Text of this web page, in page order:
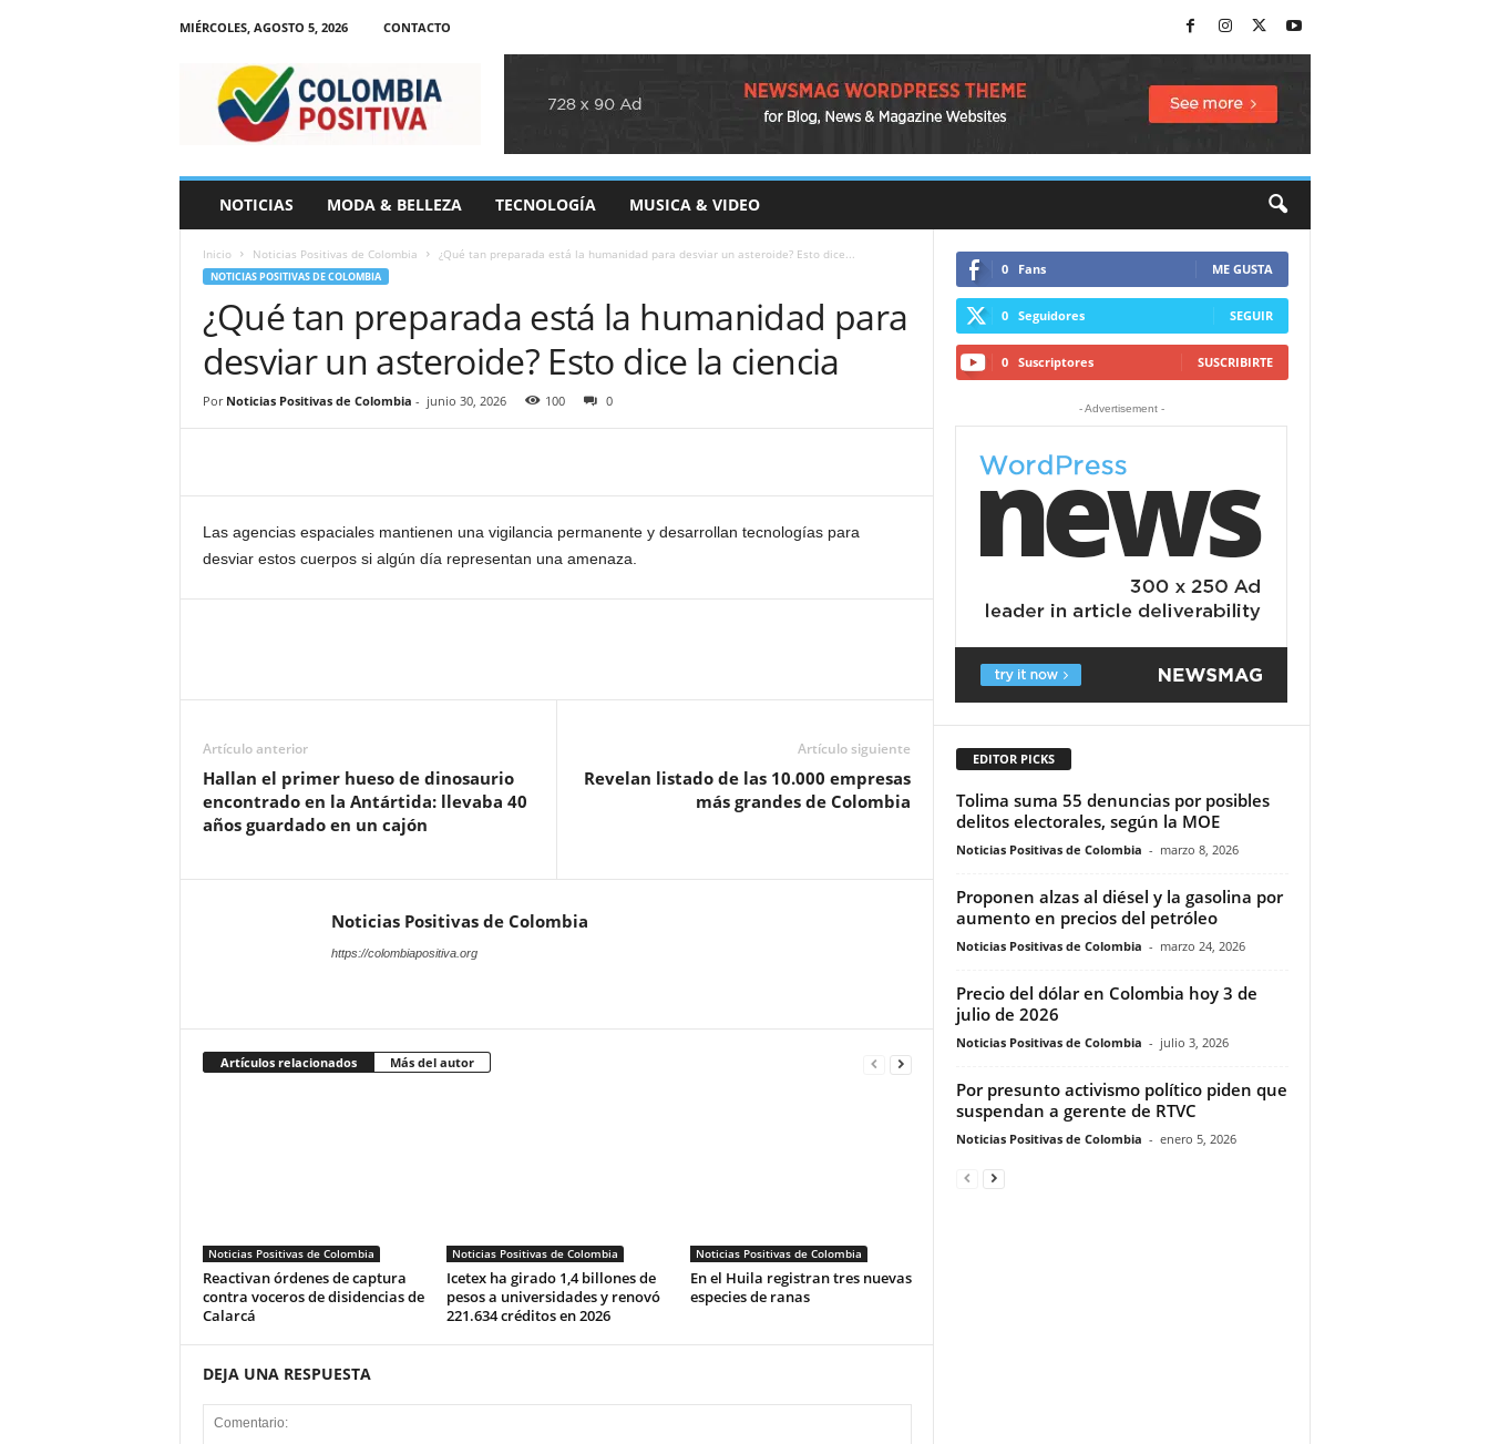
MIÉRCOLES, AGOSTO 5, 2026
CONTACTO
i
NOTICIAS MODA & BELLEZA TECNOLOGÍA MUSICA & VIDEO
Inicio Noticias Positivas de Colombia ¿Qué tan preparada está la humanidad para desviar un asteroide? Esto dice...
NOTICIAS POSITIVAS DE COLOMBIA
¿Qué tan preparada está la humanidad para
desviar un asteroide? Esto dice la ciencia
Por Noticias Positivas de Colombia - junio 30, 2026 100 0
Las agencias espaciales mantienen una vigilancia permanente y desarrollan tecnologías para
desviar estos cuerpos si algún día representan una amenaza.
Artículo anterior
Hallan el primer hueso de dinosaurio
encontrado en la Antártida: llevaba 40
años guardado en un cajón
Artículo siguiente
Revelan listado de las 10.000 empresas
más grandes de Colombia
Noticias Positivas de Colombia
https://colombiapositiva.org
Artículos relacionados Más del autor
Noticias Positivas de Colombia
Reactivan órdenes de captura
contra voceros de disidencias de
Calarcá
Noticias Positivas de Colombia
Icetex ha girado 1,4 billones de
pesos a universidades y renovó
221.634 créditos en 2026
Noticias Positivas de Colombia
En el Huila registran tres nuevas
especies de ranas
DEJA UNA RESPUESTA
0 Fans ME GUSTA
0 Seguidores SEGUIR
0 Suscriptores SUSCRIBIRTE
- Advertisement -
EDITOR PICKS
Tolima suma 55 denuncias por posibles
delitos electorales, según la MOE
Noticias Positivas de Colombia - marzo 8, 2026
Proponen alzas al diésel y la gasolina por
aumento en precios del petróleo
Noticias Positivas de Colombia - marzo 24, 2026
Precio del dólar en Colombia hoy 3 de
julio de 2026
Noticias Positivas de Colombia - julio 3, 2026
Por presunto activismo político piden que
suspendan a gerente de RTVC
Noticias Positivas de Colombia - enero 5, 2026